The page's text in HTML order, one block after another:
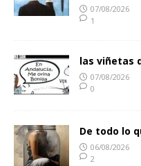
07/08/2026
1
las viñetas
07/08/2026
0
De todo lo
06/08/2026
2